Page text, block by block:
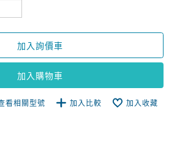
加入詢價車
加入購物車
看相關型號 加入比較 加入收藏